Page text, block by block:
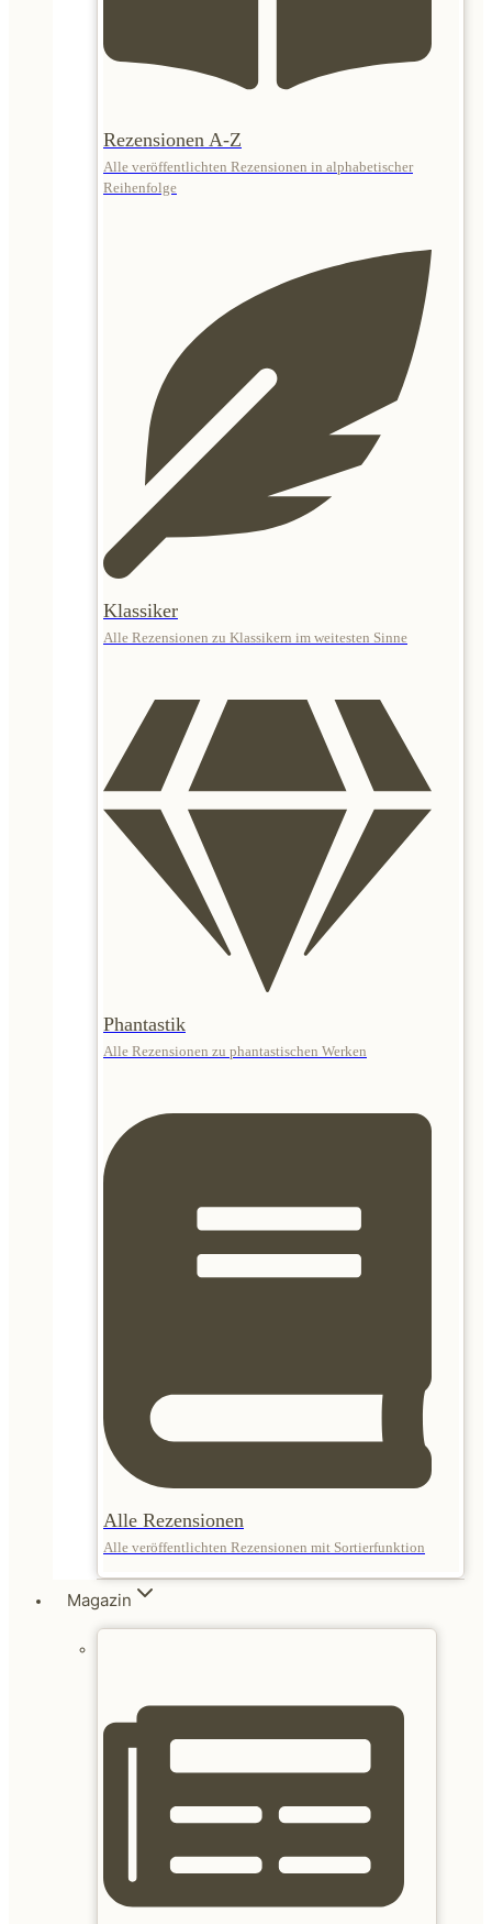
Rezensionen A-Z
Alle veröffentlichten Rezensionen in alphabetischer
Reihenfolge
Klassiker
Alle Rezensionen zu Klassikern im weitesten Sinne
Phantastik
Alle Rezensionen zu phantastischen Werken
Alle Rezensionen
Alle veröffentlichten Rezensionen mit Sortierfunktion
Magazin